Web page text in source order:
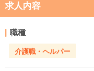
求人内容
職種
介護職・ヘルパー